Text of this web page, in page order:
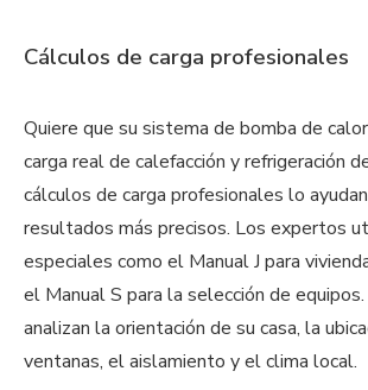
Cálculos de carga profesionales
Quiere que su sistema de bomba de
carga real de calefacción y refrigeración
cálculos de carga profesionales lo
resultados más precisos. Los expertos
especiales como el Manual J para
el Manual S para la selección de
analizan la orientación de su casa, la
ventanas, el aislamiento y el clima local.